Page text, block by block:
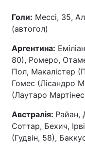
Голи: Мессі, 35,
(автогол)
Аргентина:
80), Ромеро,
Пол, Макалістер
Гомес (Лісандро
(Лаутаро
Австралія: Райан,
Соттар, Бехич,
(Гудвін, 58),